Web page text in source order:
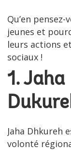
Qu’en
jeunes et
leurs actions
sociaux !
1. Jaha
Jaha Dhkureh
volonté